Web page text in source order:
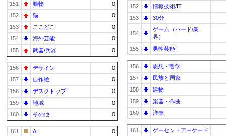
151 動物
0
152
猫
0
153
ここどこ
0
154
海外芸能
0
155
武器/兵器 0
156 デザイン
0
157
自作絵
0
158
デスクトップ
0
159
地域
0
160
その他 0
161 AI
0
152
情報技術/IT
153
30分
154
ゲーム（ハード/業
界）
155
男性芸能
156
思想・哲学
157
民族と国家
158
建物
159
楽器・作曲
160
洋楽
161
ゲーセン・アーケード